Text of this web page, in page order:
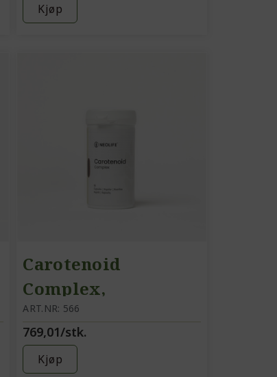
Kjøp
Carotenoid
Complex,
kosttilskudd
karotenoider
ART.NR: 566
769,01/stk.
Kjøp